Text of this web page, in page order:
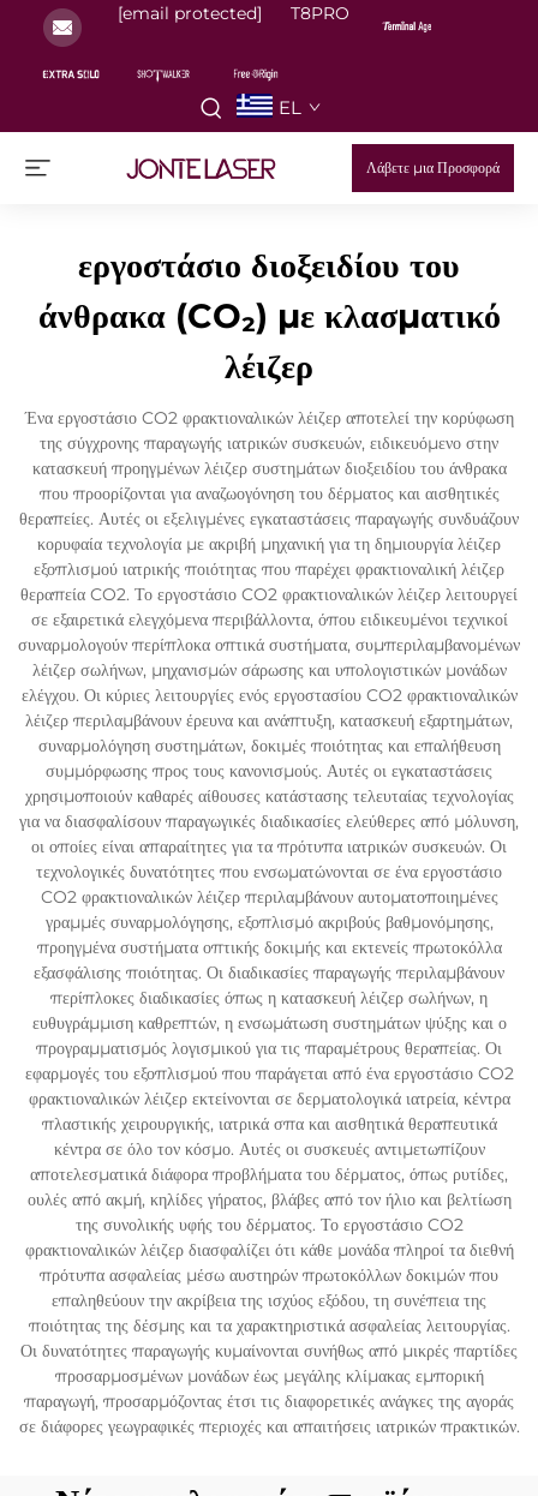
[email protected] T8PRO
EL
Λάβετε μια Προσφορά
εργοστάσιο διοξειδίου του
άνθρακα (CO₂) με κλασματικό
λέιζερ
Ένα εργοστάσιο CO2 φρακτιοναλικών λέιζερ αποτελεί την κορύφωση
της σύγχρονης παραγωγής ιατρικών συσκευών, ειδικευόμενο στην
κατασκευή προηγμένων λέιζερ συστημάτων διοξειδίου του άνθρακα
που προορίζονται για αναζωογόνηση του δέρματος και αισθητικές
θεραπείες. Αυτές οι εξελιγμένες εγκαταστάσεις παραγωγής συνδυάζουν
κορυφαία τεχνολογία με ακριβή μηχανική για τη δημιουργία λέιζερ
εξοπλισμού ιατρικής ποιότητας που παρέχει φρακτιοναλική λέιζερ
θεραπεία CO2. Το εργοστάσιο CO2 φρακτιοναλικών λέιζερ λειτουργεί
σε εξαιρετικά ελεγχόμενα περιβάλλοντα, όπου ειδικευμένοι τεχνικοί
συναρμολογούν περίπλοκα οπτικά συστήματα, συμπεριλαμβανομένων
λέιζερ σωλήνων, μηχανισμών σάρωσης και υπολογιστικών μονάδων
ελέγχου. Οι κύριες λειτουργίες ενός εργοστασίου CO2 φρακτιοναλικών
λέιζερ περιλαμβάνουν έρευνα και ανάπτυξη, κατασκευή εξαρτημάτων,
συναρμολόγηση συστημάτων, δοκιμές ποιότητας και επαλήθευση
συμμόρφωσης προς τους κανονισμούς. Αυτές οι εγκαταστάσεις
χρησιμοποιούν καθαρές αίθουσες κατάστασης τελευταίας τεχνολογίας
για να διασφαλίσουν παραγωγικές διαδικασίες ελεύθερες από μόλυνση,
οι οποίες είναι απαραίτητες για τα πρότυπα ιατρικών συσκευών. Οι
τεχνολογικές δυνατότητες που ενσωματώνονται σε ένα εργοστάσιο
CO2 φρακτιοναλικών λέιζερ περιλαμβάνουν αυτοματοποιημένες
γραμμές συναρμολόγησης, εξοπλισμό ακριβούς βαθμονόμησης,
προηγμένα συστήματα οπτικής δοκιμής και εκτενείς πρωτοκόλλα
εξασφάλισης ποιότητας. Οι διαδικασίες παραγωγής περιλαμβάνουν
περίπλοκες διαδικασίες όπως η κατασκευή λέιζερ σωλήνων, η
ευθυγράμμιση καθρεπτών, η ενσωμάτωση συστημάτων ψύξης και ο
προγραμματισμός λογισμικού για τις παραμέτρους θεραπείας. Οι
εφαρμογές του εξοπλισμού που παράγεται από ένα εργοστάσιο CO2
φρακτιοναλικών λέιζερ εκτείνονται σε δερματολογικά ιατρεία, κέντρα
πλαστικής χειρουργικής, ιατρικά σπα και αισθητικά θεραπευτικά
κέντρα σε όλο τον κόσμο. Αυτές οι συσκευές αντιμετωπίζουν
αποτελεσματικά διάφορα προβλήματα του δέρματος, όπως ρυτίδες,
ουλές από ακμή, κηλίδες γήρατος, βλάβες από τον ήλιο και βελτίωση
της συνολικής υφής του δέρματος. Το εργοστάσιο CO2
φρακτιοναλικών λέιζερ διασφαλίζει ότι κάθε μονάδα πληροί τα διεθνή
πρότυπα ασφαλείας μέσω αυστηρών πρωτοκόλλων δοκιμών που
επαληθεύουν την ακρίβεια της ισχύος εξόδου, τη συνέπεια της
ποιότητας της δέσμης και τα χαρακτηριστικά ασφαλείας λειτουργίας.
Οι δυνατότητες παραγωγής κυμαίνονται συνήθως από μικρές παρτίδες
προσαρμοσμένων μονάδων έως μεγάλης κλίμακας εμπορική
παραγωγή, προσαρμόζοντας έτσι τις διαφορετικές ανάγκες της αγοράς
σε διάφορες γεωγραφικές περιοχές και απαιτήσεις ιατρικών πρακτικών.